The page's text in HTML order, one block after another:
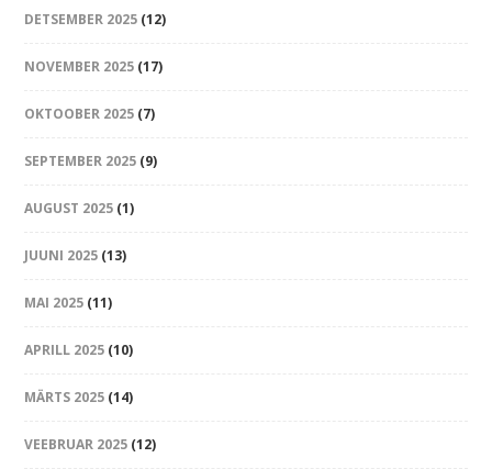
DETSEMBER 2025 (12)
NOVEMBER 2025 (17)
OKTOOBER 2025 (7)
SEPTEMBER 2025 (9)
AUGUST 2025 (1)
JUUNI 2025 (13)
MAI 2025 (11)
APRILL 2025 (10)
MÄRTS 2025 (14)
VEEBRUAR 2025 (12)